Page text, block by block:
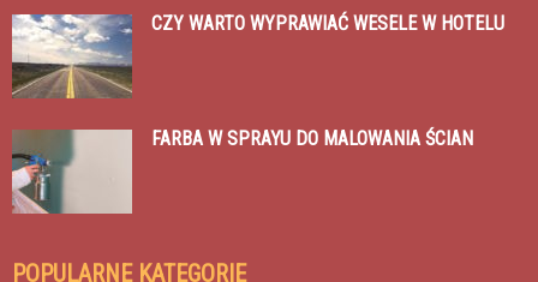
CZY WARTO WYPRAWIAĆ WESELE W HOTELU
FARBA W SPRAYU DO MALOWANIA ŚCIAN
POPULARNE KATEGORIE